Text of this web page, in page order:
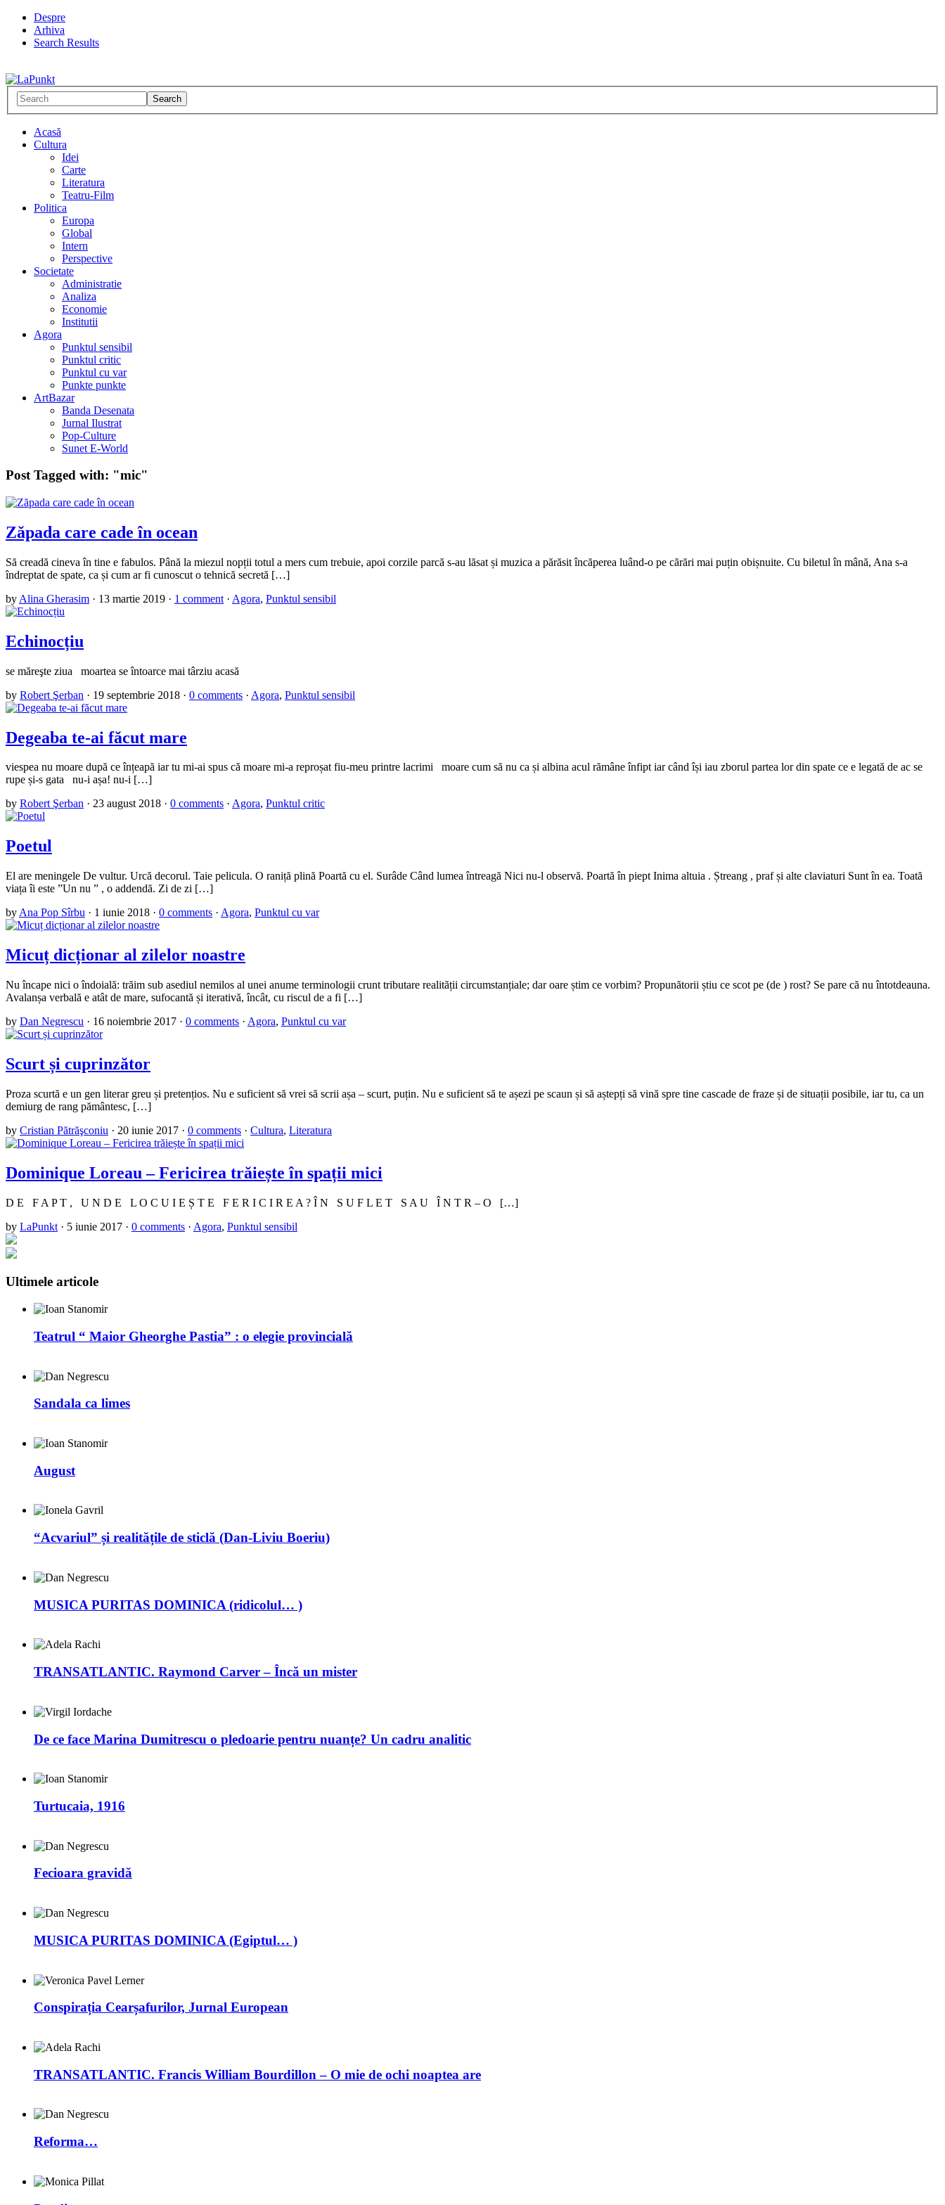
Despre
Arhiva
Search Results
Acasă
Cultura
Idei
Carte
Literatura
Teatru-Film
Politica
Europa
Global
Intern
Perspective
Societate
Administratie
Analiza
Economie
Institutii
Agora
Punktul sensibil
Punktul critic
Punktul cu var
Punkte punkte
ArtBazar
Banda Desenata
Jurnal Ilustrat
Pop-Culture
Sunet E-World
Post Tagged with: "mic"
Zăpada care cade în ocean
Să creadă cineva în tine e fabulos. Până la miezul nopții totul a mers cum trebuie, apoi corzile parcă s-au lăsat și muzica a părăsit încăperea luând-o pe cărări mai puțin obișnuite. Cu biletul în mână, Ana s-a
îndreptat de spate, ca și cum ar fi cunoscut o tehnică secretă […]
by Alina Gherasim · 13 martie 2019 · 1 comment · Agora, Punktul sensibil
Echinocțiu
se măreşte ziua moartea se întoarce mai târziu acasă
by Robert Şerban · 19 septembrie 2018 · 0 comments · Agora, Punktul sensibil
Degeaba te-ai făcut mare
viespea nu moare după ce înțeapă iar tu mi-ai spus că moare mi-a reproșat fiu-meu printre lacrimi moare cum să nu ca și albina acul rămâne înfipt iar când își iau zborul partea lor din spate ce e legată de ac se
rupe și-s gata nu-i așa! nu-i […]
by Robert Şerban · 23 august 2018 · 0 comments · Agora, Punktul critic
Poetul
El are meningele De vultur. Urcă decorul. Taie pelicula. O raniță plină Poartă cu el. Surâde Când lumea întreagă Nici nu-l observă. Poartă în piept Inima altuia . Ștreang , praf și alte claviaturi Sunt în ea. Toată
viața îi este ”Un nu ” , o addendă. Zi de zi […]
by Ana Pop Sîrbu · 1 iunie 2018 · 0 comments · Agora, Punktul cu var
Micuț dicționar al zilelor noastre
Nu încape nici o îndoială: trăim sub asediul nemilos al unei anume terminologii crunt tributare realității circumstanțiale; dar oare știm ce vorbim? Propunătorii știu ce scot pe (de ) rost? Se pare că nu întotdeauna.
Avalanșa verbală e atât de mare, sufocantă și iterativă, încât, cu riscul de a fi […]
by Dan Negrescu · 16 noiembrie 2017 · 0 comments · Agora, Punktul cu var
Scurt și cuprinzător
Proza scurtă e un gen literar greu și pretențios. Nu e suficient să vrei să scrii așa – scurt, puțin. Nu e suficient să te așezi pe scaun și să aștepți să vină spre tine cascade de fraze și de situații posibile, iar tu, ca un
demiurg de rang pământesc, […]
by Cristian Pătrăşconiu · 20 iunie 2017 · 0 comments · Cultura, Literatura
Dominique Loreau – Fericirea trăiește în spații mici
D E F A P T , U N D E L O C U I E Ș T E F E R I C I R E A ? Î N S U F L E T S A U Î N T R – O […]
by LaPunkt · 5 iunie 2017 · 0 comments · Agora, Punktul sensibil
Ultimele articole
Teatrul “ Maior Gheorghe Pastia” : o elegie provincială
Sandala ca limes
August
“Acvariul” și realitățile de sticlă (Dan-Liviu Boeriu)
MUSICA PURITAS DOMINICA (ridicolul… )
TRANSATLANTIC. Raymond Carver – Încă un mister
De ce face Marina Dumitrescu o pledoarie pentru nuanțe? Un cadru analitic
Turtucaia, 1916
Fecioara gravidă
MUSICA PURITAS DOMINICA (Egiptul… )
Conspirația Cearșafurilor, Jurnal European
TRANSATLANTIC. Francis William Bourdillon – O mie de ochi noaptea are
Reforma…